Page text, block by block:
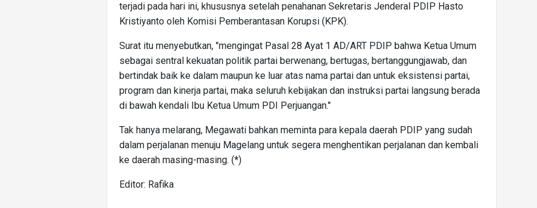
terjadi pada hari ini, khususnya setelah penahanan Sekretaris Jenderal PDIP Hasto
Kristiyanto oleh Komisi Pemberantasan Korupsi (KPK).
Surat itu menyebutkan, "mengingat Pasal 28 Ayat 1 AD/ART PDIP bahwa Ketua Umum
sebagai sentral kekuatan politik partai berwenang, bertugas, bertanggungjawab, dan
bertindak baik ke dalam maupun ke luar atas nama partai dan untuk eksistensi partai,
program dan kinerja partai, maka seluruh kebijakan dan instruksi partai langsung berada
di bawah kendali Ibu Ketua Umum PDI Perjuangan."
Tak hanya melarang, Megawati bahkan meminta para kepala daerah PDIP yang sudah
dalam perjalanan menuju Magelang untuk segera menghentikan perjalanan dan kembali
ke daerah masing-masing. (*)
Editor: Rafika